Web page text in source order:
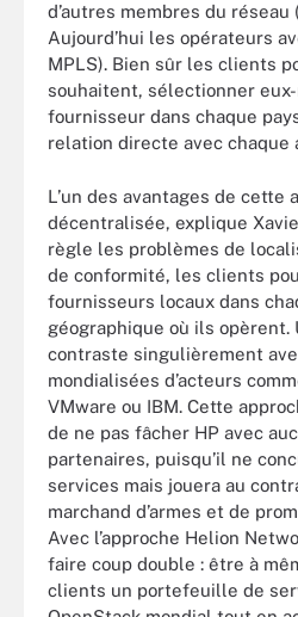
d’autres membres du
Aujourd’hui les opérateurs
MPLS). Bien sûr les clients
souhaitent, sélectionner
fournisseur dans chaque
relation directe avec chaque
L’un des avantages de cette
décentralisée, explique
règle les problèmes de
de conformité, les clients
fournisseurs locaux dans
géographique où ils opèrent.
contraste singulièrement
mondialisées d’acteurs
VMware ou IBM. Cette
de ne pas fâcher HP avec
partenaires, puisqu’il ne
services mais jouera au
marchand d’armes et de
Avec l’approche Helion
faire coup double : être à
clients un portefeuille de